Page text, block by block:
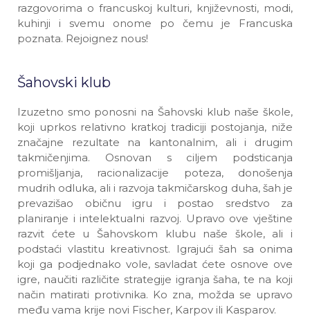
razgovorima o francuskoj kulturi, književnosti, modi,
kuhinji i svemu onome po čemu je Francuska
poznata. Rejoignez nous!
Šahovski klub
Izuzetno smo ponosni na Šahovski klub naše škole,
koji uprkos relativno kratkoj tradiciji postojanja, niže
značajne rezultate na kantonalnim, ali i drugim
takmičenjima. Osnovan s ciljem podsticanja
promišljanja, racionalizacije poteza, donošenja
mudrih odluka, ali i razvoja takmičarskog duha, šah je
prevazišao običnu igru i postao sredstvo za
planiranje i intelektualni razvoj. Upravo ove vještine
razvit ćete u Šahovskom klubu naše škole, ali i
podstaći vlastitu kreativnost. Igrajući šah sa onima
koji ga podjednako vole, savladat ćete osnove ove
igre, naučiti različite strategije igranja šaha, te na koji
način matirati protivnika. Ko zna, možda se upravo
među vama krije novi Fischer, Karpov ili Kasparov.